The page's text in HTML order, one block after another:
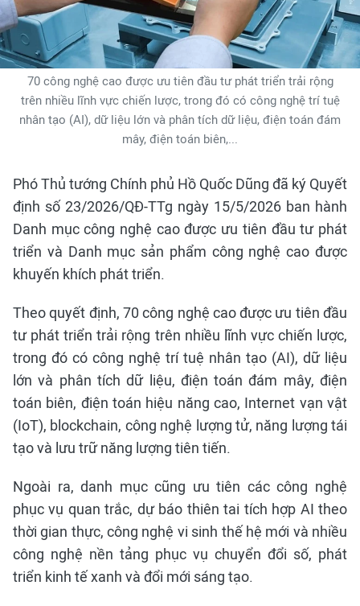
70 công nghệ cao được ưu tiên đầu tư phát triển trải rộng
trên nhiều lĩnh vực chiến lược, trong đó có công nghệ trí tuệ
nhân tạo (AI), dữ liệu lớn và phân tích dữ liệu, điện toán đám
mây, điện toán biên,...
Phó Thủ tướng Chính phủ Hồ Quốc Dũng đã ký Quyết
định số 23/2026/QĐ-TTg ngày 15/5/2026 ban hành
Danh mục công nghệ cao được ưu tiên đầu tư phát
triển và Danh mục sản phẩm công nghệ cao được
khuyến khích phát triển.
Theo quyết định, 70 công nghệ cao được ưu tiên đầu
tư phát triển trải rộng trên nhiều lĩnh vực chiến lược,
trong đó có công nghệ trí tuệ nhân tạo (AI), dữ liệu
lớn và phân tích dữ liệu, điện toán đám mây, điện
toán biên, điện toán hiệu năng cao, Internet vạn vật
(IoT), blockchain, công nghệ lượng tử, năng lượng tái
tạo và lưu trữ năng lượng tiên tiến.
Ngoài ra, danh mục cũng ưu tiên các công nghệ
phục vụ quan trắc, dự báo thiên tai tích hợp AI theo
thời gian thực, công nghệ vi sinh thế hệ mới và nhiều
công nghệ nền tảng phục vụ chuyển đổi số, phát
triển kinh tế xanh và đổi mới sáng tạo.